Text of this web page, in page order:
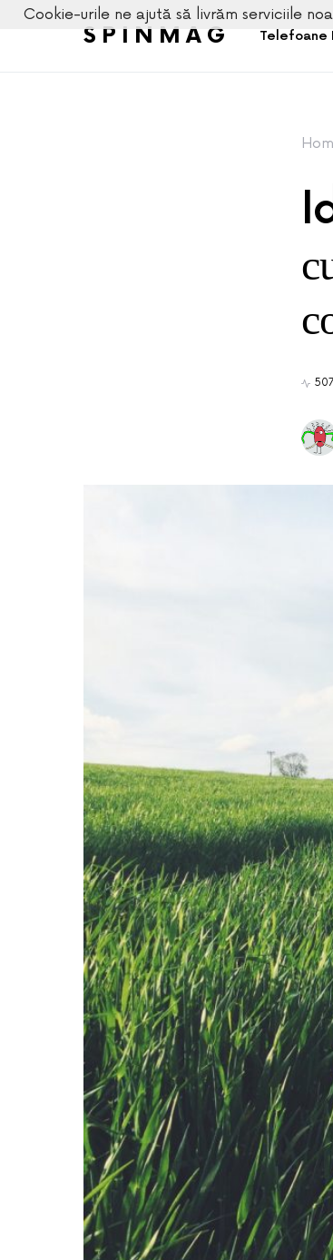
SPINMAG Telefoane
Cookie-urile ne ajută să livrăm serviciile